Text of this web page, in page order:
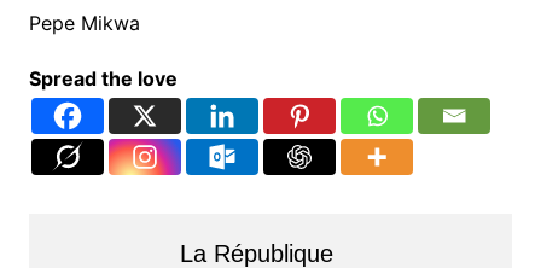
Pepe Mikwa
Spread the love
La République